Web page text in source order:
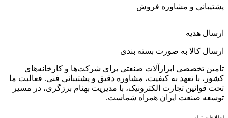
پشتیبانی و مشاوره فروش
ارسال هدیه
ارسال کالا به صورت بسته بندی
تامین تخصصی ابزارآلات صنعتی برای شرکت‌ها و کارخانه‌های
کشور، با تعهد به کیفیت، مشاوره دقیق و پشتیبانی فنی. فعالیت ما
تحت قوانین تجارت الکترونیک، با مدیریت بهنام برزگری، در مسیر
توسعه صنعت ایران همراه شماست.